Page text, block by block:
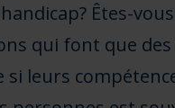
Êtes-
qui font que
leurs